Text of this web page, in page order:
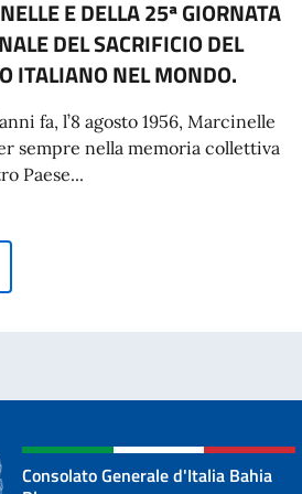
E DELLA 25ª GIORNATA
DEL SACRIFICIO DEL
ITALIANO NEL MONDO.
fa, l’8 agosto 1956, Marcinelle
sempre nella memoria collettiva
Paese...
DEL VICE PRESIDENTE DEL
Consolato Generale d'Italia Bahia